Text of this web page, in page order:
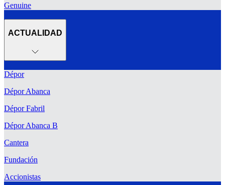
Genuine
ACTUALIDAD
Dépor
Dépor Abanca
Dépor Fabril
Dépor Abanca B
Cantera
Fundación
Accionistas